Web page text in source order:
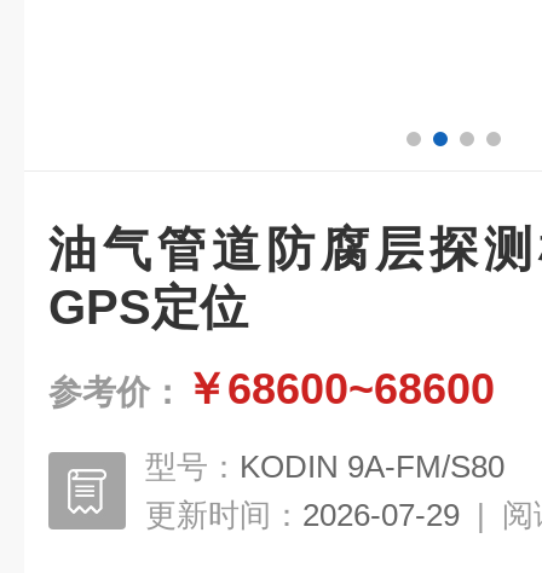
油气管道防腐层探
GPS定位
参考价： ￥68600~68600
型号： KODIN 9A-FM/S80
更新时间： 2026-07-29 | 阅